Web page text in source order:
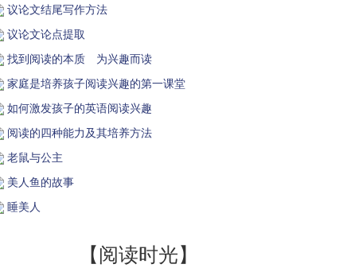
议论文结尾写作方法
议论文论点提取
找到阅读的本质 为兴趣而读
家庭是培养孩子阅读兴趣的第一课堂
如何激发孩子的英语阅读兴趣
阅读的四种能力及其培养方法
老鼠与公主
美人鱼的故事
睡美人
【阅读时光】